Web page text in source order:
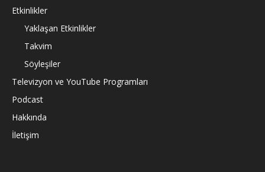
Etkinlikler
Yaklaşan Etkinlikler
Takvim
Söyleşiler
Televizyon ve YouTube Programları
Podcast
Hakkında
İletişim